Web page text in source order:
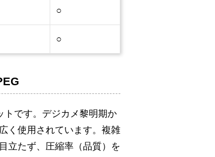
○
○
トです。デジカメ黎明期か
く使用されています。複雑
立たず、圧縮率（品質）を